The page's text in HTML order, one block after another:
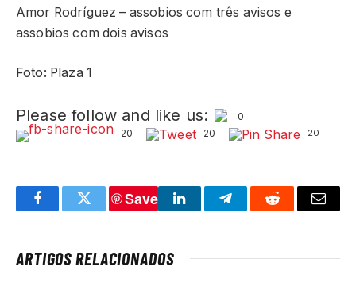
Amor Rodríguez – assobios com três avisos e
assobios com dois avisos
Foto: Plaza 1
Please follow and like us:
0
20
20 20
FacebookTwitter
Save
LinkedInTelegramReddit Email
ARTIGOS RELACIONADOS